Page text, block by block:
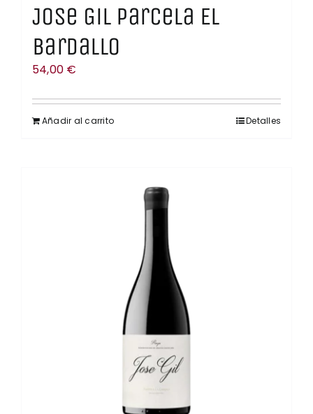
Jose Gil Parcela El
Bardallo
54,00 €
Añadir al carrito Detalles